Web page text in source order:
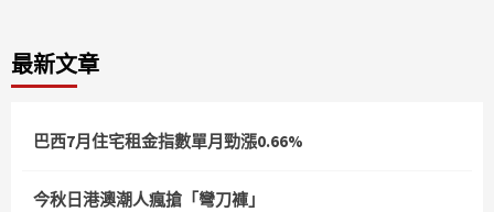
最新文章
巴西7月住宅租金指數單月勁漲0.66%
今秋日港澳潮人瘋搶「彎刀褲」